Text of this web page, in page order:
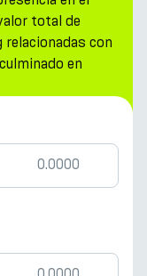
total de
relacionadas con
en